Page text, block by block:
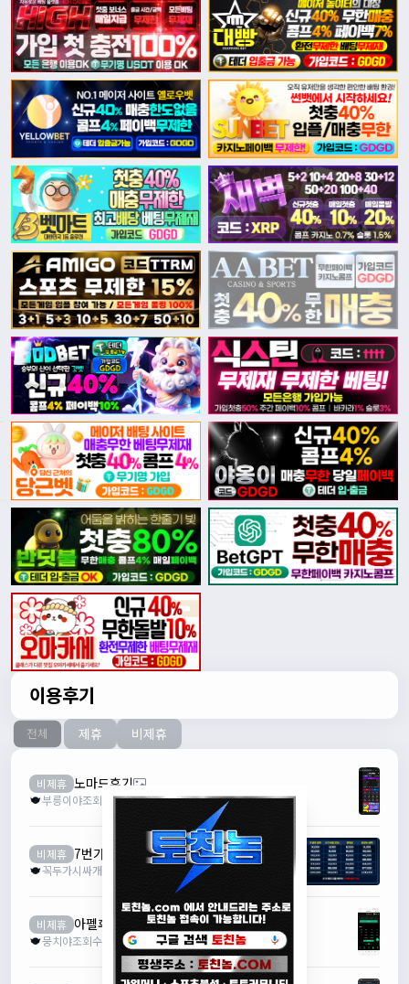
이용후기
전체 제휴 비제휴
비제휴 노마드후기
부릉이야조회수 40추천 02026.08.03
비제휴 7번가후기
꼭두가시싸개 2026.08.02
비제휴 아펠후기
뭉치야조회수 76 추천 0 2026.08.01